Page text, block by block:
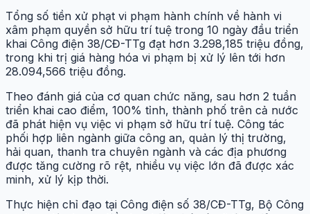
Tổng số tiền xử phạt vi phạm hành chính về hành vi
xâm phạm quyền sở hữu trí tuệ trong 10 ngày đầu triển
khai Công điện 38/CĐ-TTg đạt hơn 3.298,185 triệu đồng,
trong khi trị giá hàng hóa vi phạm bị xử lý lên tới hơn
28.094,566 triệu đồng.
Theo đánh giá của cơ quan chức năng, sau hơn 2 tuần
triển khai cao điểm, 100% tỉnh, thành phố trên cả nước
đã phát hiện vụ việc vi phạm sở hữu trí tuệ. Công tác
phối hợp liên ngành giữa công an, quản lý thị trường,
hải quan, thanh tra chuyên ngành và các địa phương
được tăng cường rõ rệt, nhiều vụ việc lớn đã được xác
minh, xử lý kịp thời.
Thực hiện chỉ đạo tại Công điện số 38/CĐ-TTg, Bộ Công